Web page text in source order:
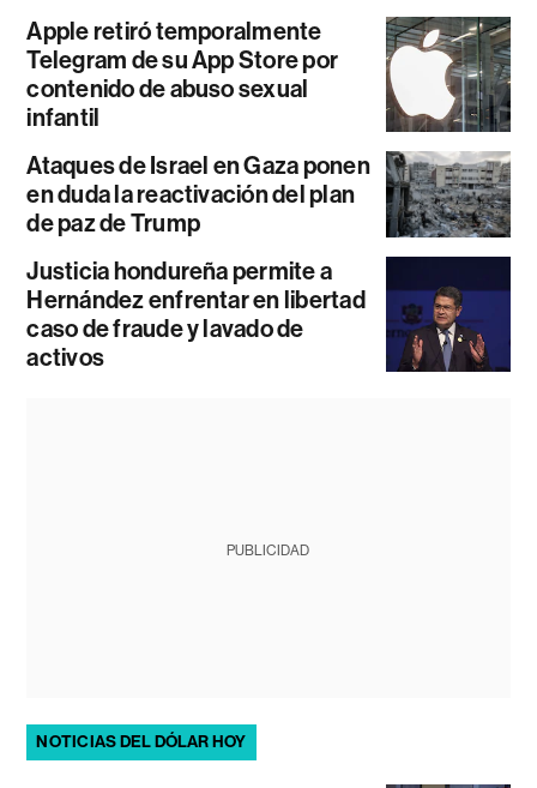
Apple retiró temporalmente
Telegram de su App Store por
contenido de abuso sexual
infantil
Ataques de Israel en Gaza ponen
en duda la reactivación del plan
de paz de Trump
Justicia hondureña permite a
Hernández enfrentar en libertad
caso de fraude y lavado de
activos
PUBLICIDAD
NOTICIAS DEL DÓLAR HOY